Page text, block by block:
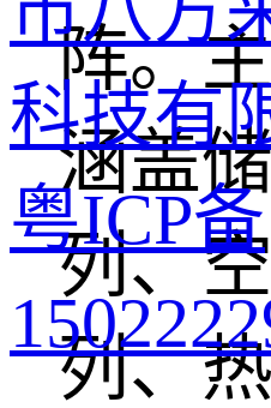
阵。
涵盖
列、
列、
科技有
粤ICP备